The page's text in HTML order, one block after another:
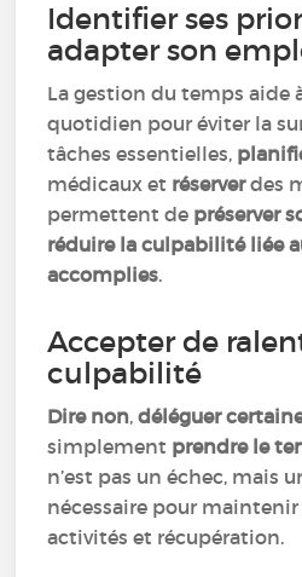
Identifier ses
adapter son
La gestion du temps aide
quotidien pour éviter la
tâches essentielles,
médicaux et réserverdes
permettent de préserver
réduire la culpabilité liée
accomplies.
Accepter de
culpabilité
Dire non,déléguer
simplement prendre le
n’est pas un échec, mais
nécessaire pour
activités et récupération.